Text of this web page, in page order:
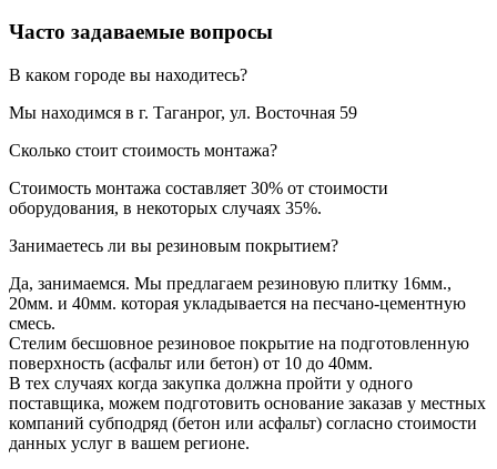
Часто задаваемые вопросы
В каком городе вы находитесь?
Мы находимся в г. Таганрог, ул. Восточная 59
Сколько стоит стоимость монтажа?
Стоимость монтажа составляет 30% от стоимости
оборудования, в некоторых случаях 35%.
Занимаетесь ли вы резиновым покрытием?
Да, занимаемся. Мы предлагаем резиновую плитку 16мм.,
20мм. и 40мм. которая укладывается на песчано-цементную
смесь.
Стелим бесшовное резиновое покрытие на подготовленную
поверхность (асфальт или бетон) от 10 до 40мм.
В тех случаях когда закупка должна пройти у одного
поставщика, можем подготовить основание заказав у местных
компаний субподряд (бетон или асфальт) согласно стоимости
данных услуг в вашем регионе.